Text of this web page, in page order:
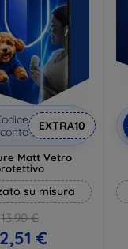
EXTRA10
Matt Vetro
su misura
13,90 €
€